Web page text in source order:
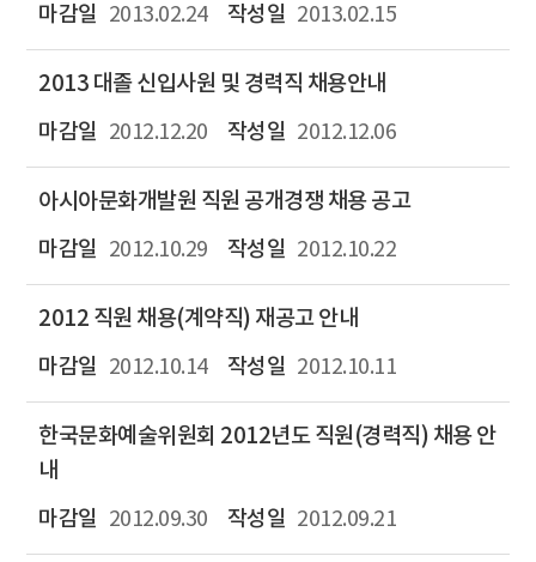
2013.02.24 2013.02.15
2013 대졸 신입사원 및 경력직 채용안내
2012.12.20 2012.12.06
아시아문화개발원 직원 공개경쟁 채용 공고
2012.10.29 2012.10.22
2012 직원 채용(계약직) 재공고 안내
2012.10.14 2012.10.11
한국문화예술위원회 2012년도 직원(경력직) 채용 안
내
2012.09.30 2012.09.21